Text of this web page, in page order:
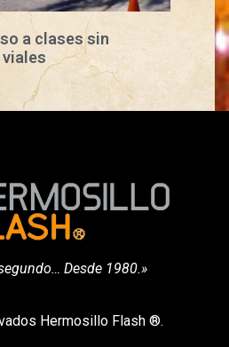
a clases sin
Desde 1980.»
Hermosillo Flash ®.